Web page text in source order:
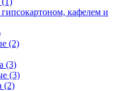
кафелем и
(2)
(3)
(3)
(2)